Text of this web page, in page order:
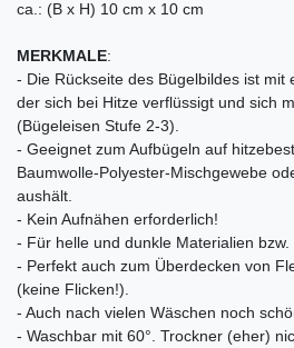
ca.: (B x H) 10 cm x 10 cm
MERKMALE:
- Die Rückseite des Bügelbildes ist mit
der sich bei Hitze verflüssigt und sich
(Bügeleisen Stufe 2-3).
- Geeignet zum Aufbügeln auf
Baumwolle-Polyester-Mischgewebe
aushält.
- Kein Aufnähen erforderlich!
- Für helle und dunkle Materialien bzw.
- Perfekt auch zum Überdecken von
(keine Flicken!).
- Auch nach vielen Wäschen noch
- Waschbar mit 60°. Trockner (eher)